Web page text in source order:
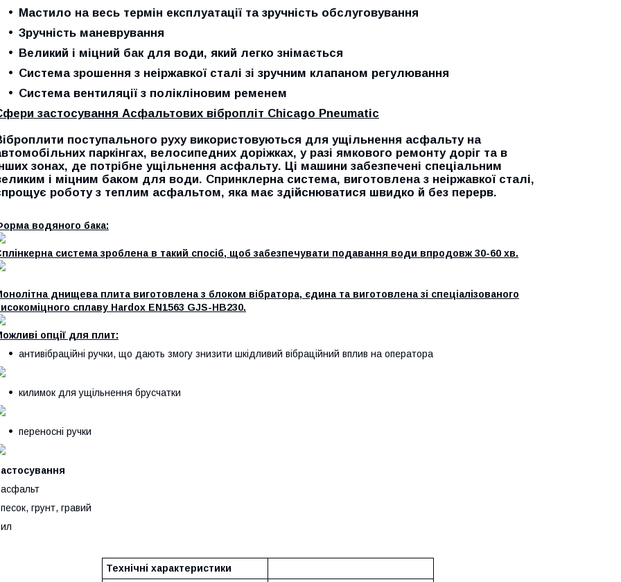
Мастило на весь термін експлуатації та зручність обслуговування
Зручність маневрування
Великий і міцний бак для води, який легко знімається
Система зрошення з неіржавкої сталі зі зручним клапаном регулювання
Система вентиляції з полікліновим ременем
застосування Асфальтових вібропліт Chicago Pneumatic
поступального руху використовуються для ущільнення асфальту на
паркінгах, велосипедних доріжках, у разі ямкового ремонту доріг та в
зонах, де потрібне ущільнення асфальту. Ці машини забезпечені спеціальним
і міцним баком для води. Спринклерна система, виготовлена з неіржавкої сталі,
роботу з теплим асфальтом, яка має здійснюватися швидко й без перерв.
водяного бака:
система зроблена в такий спосіб, щоб забезпечувати подавання води впродовж 30-60 хв.
днищева плита виготовлена з блоком вібратора, єдина та виготовлена зі спеціалізованого
сплаву Hardox EN1563 GJS-HB230.
опції для плит:
антивібраційні ручки, що дають змогу знизити шкідливий вібраційний вплив на оператора
килимок для ущільнення брусчатки
переносні ручки
грунт, гравий
Технічні характеристики